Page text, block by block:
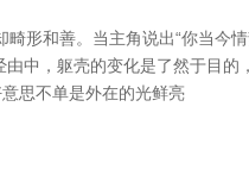
形和善。当主角说出“你当今
中，躯壳的变化是了然于目
思不单是外在的光鲜亮